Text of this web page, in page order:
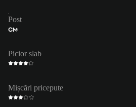
Post
CM
Picior slab
Mișcări pricepute